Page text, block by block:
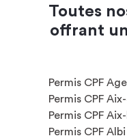
Toutes
offrant
Permis CPF
Permis CPF
Permis CPF
Permis CPF